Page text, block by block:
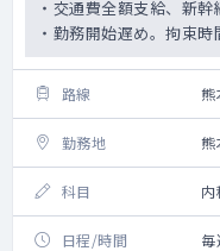
・交通費全額支給、新
・勤務開始遅め。拘束
路線 熊
勤務地 熊
科目 内
日程/時間